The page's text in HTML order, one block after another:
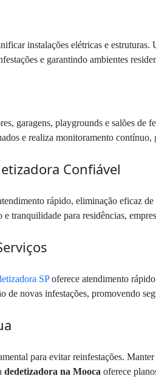
instalações elétricas e estruturas.
e garantindo ambientes
garagens, playgrounds e salões de
e realiza monitoramento
Confiável
rápido, eliminação eficaz
tranquilidade para residências,
SPoferece atendimento
de novas infestações, promovendo
para evitar reinfestações.
dedetizadora na Mooca oferece